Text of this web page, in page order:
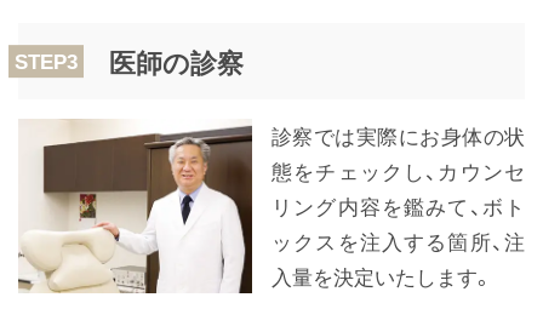
STEP3 医師の診察
診察では実際にお身体の状
態をチェックし、カウンセ
リング内容を鑑みて、ボト
ックスを注入する箇所、注
入量を決定いたします。